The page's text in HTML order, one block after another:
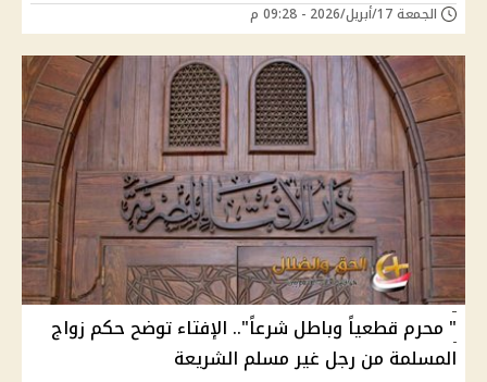
الجمعة 17/أبريل/2026 - 09:28 م
" محرم قطعياً وباطل شرعاً".. الإفتاء توضح حكم زواج
المسلمة من رجل غير مسلم الشريعة